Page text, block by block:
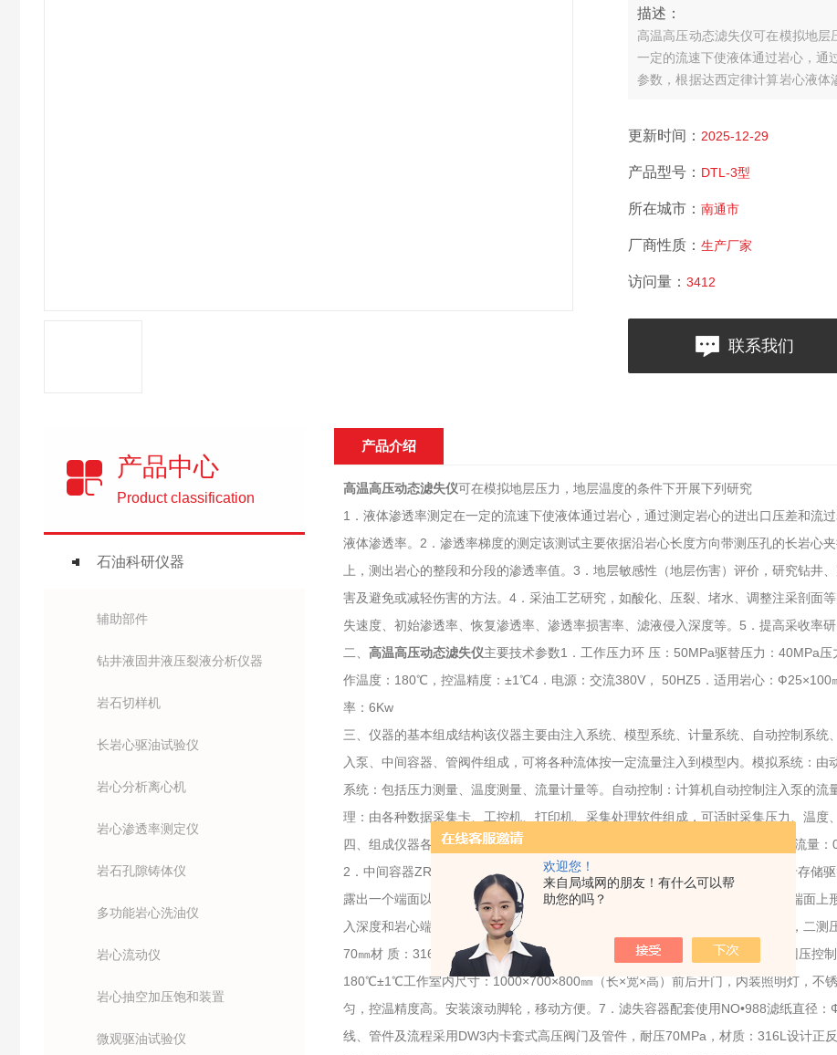
欢迎您！
来自局域网的朋友！有什么可以帮
助您的吗？
描述：
高温高压动态滤失仪可在模拟地
一定的流速下使液体通过岩心，通
参数，根据达西定律计算岩心液体
更新时间： 2025-12-29
产品型号： DTL-3型
所在城市： 南通市
厂商性质： 生产厂家
访问量： 3412
联系我们
产品中心
Product classification
石油科研仪器
辅助部件
钻井液固井液压裂液分析仪器
岩石切样机
长岩心驱油试验仪
岩心分析离心机
岩心渗透率测定仪
岩石孔隙铸体仪
多功能岩心洗油仪
岩心流动仪
岩心抽空加压饱和装置
微观驱油试验仪
产品介绍
高温高压动态滤失仪可在模拟地层压力，地层温度的条件下开展下列研究
1．液体渗透率测定在一定的流速下使液体通过岩心，通过测定岩心的进出口压差和流
液体渗透率。2．渗透率梯度的测定该测试主要依据沿岩心长度方向带测压孔的长岩心
上，测出岩心的整段和分段的渗透率值。3．地层敏感性（地层伤害）评价，研究钻井
害及避免或减轻伤害的方法。4．采油工艺研究，如酸化、压裂、堵水、调整注采剖面
失速度、初始渗透率、恢复渗透率、渗透率损害率、滤液侵入深度等。5．提高采收率研
二、 高温高压动态滤失仪主要技术参数1．工作压力环 压：50MPa驱替压力：40MPa
作温度：180℃，控温精度：±1℃4．电源：交流380V， 50HZ5．适用岩心：Ф25×100
率：6Kw
三、仪器的基本组成结构该仪器主要由注入系统、模型系统、计量系统、自动控制系
入泵、中间容器、管阀件组成，可将各种流体按一定流量注入到模型内。模拟系统：
系统：包括压力测量、温度测量、流量计量等。自动控制：计算机自动控制注入泵的
理：由各种数据采集卡、工控机、打印机、采集处理软件组成，可适时采集压力、温度
四、组成仪器各部件的技术规范1．注入泵型号：LB- 10c，工作压力：40MPa，流量
2．中间容器ZR-2型中间容器 容积：1000mL，耐压：60MPa，材质：316L 用于存储
露出一个端面以便所测流体流过岩心端面，测试流体通过岩心中滤失，且在岩心端面
入深度和岩心端面堵塞程度。适用岩心规格：φ25×100mm、工作压力：70MPa，二
70㎜材 质：316L 4．环压跟踪泵DJB-80型手动电动泵，工作压力：80MPa5．回压控
180℃±1℃工作室内尺寸：1000×700×800㎜（长×宽×高）前后开门，内装照明灯，不
匀，控温精度高。安装滚动脚轮，移动方便。7．滤失容器配套使用NO•988滤纸直径
线、管件及流程采用DW3内卡套式高压阀门及管件，耐压70MPa，材质：316L设计正